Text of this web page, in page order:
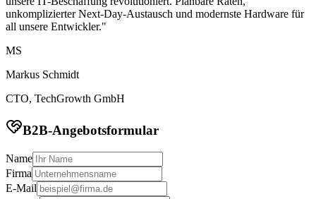
unkomplizierter Next-Day-Austausch und modernste Hardware für
all unsere Entwickler."
MS
Markus Schmidt
CTO, TechGrowth GmbH
B2B-Angebotsformular
Name
Firma
E-Mail